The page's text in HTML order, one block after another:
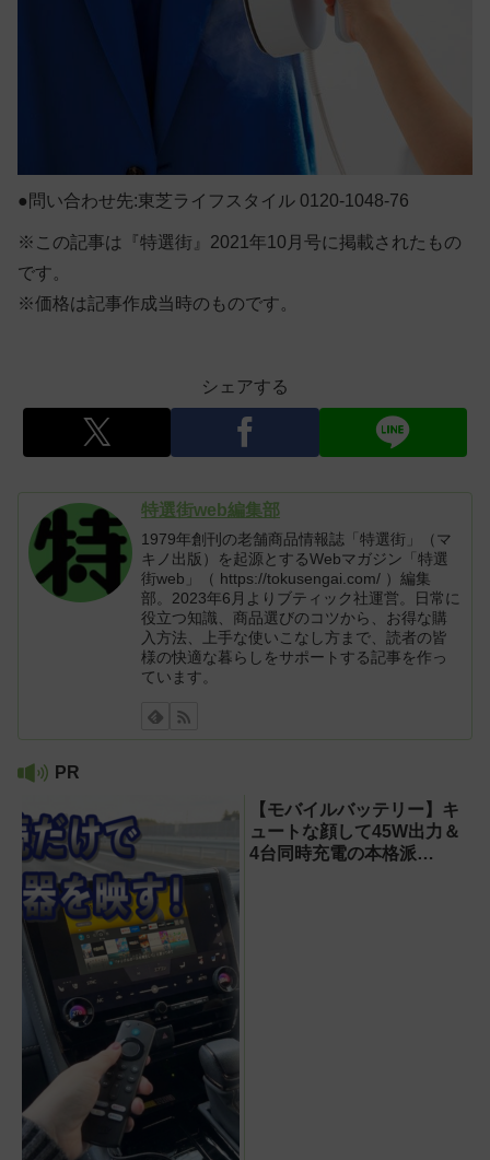
●問い合わせ先:東芝ライフスタイル 0120-1048-76
※この記事は『特選街』2021年10月号に掲載されたもの
です。
※価格は記事作成当時のものです。
シェアする
特選街web編集部
1979年創刊の老舗商品情報誌「特選街」（マ
キノ出版）を起源とするWebマガジン「特選
街web」（ https://tokusengai.com/ ）編集
部。2023年6月よりブティック社運営。日常に
役立つ知識、商品選びのコツから、お得な購
入方法、上手な使いこなし方まで、読者の皆
様の快適な暮らしをサポートする記事を作っ
ています。
PR
【モバイルバッテリー】キ
ュートな顔して45W出力＆
4台同時充電の本格派